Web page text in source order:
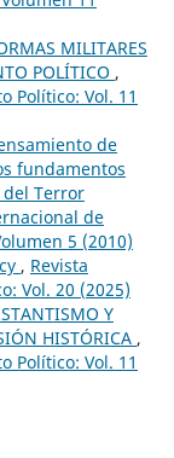
MILITARES
POLÍTICO ,
Político: Vol. 11
de
fundamentos
Terror
de
5 (2010)
, Revista
Vol. 20 (2025)
Y
HISTÓRICA ,
Político: Vol. 11